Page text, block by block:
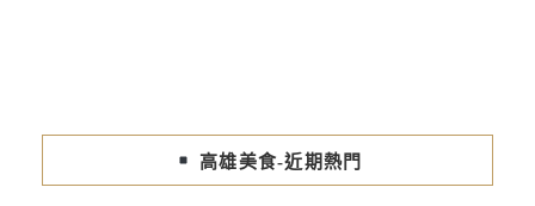
高雄美食-近期熱門